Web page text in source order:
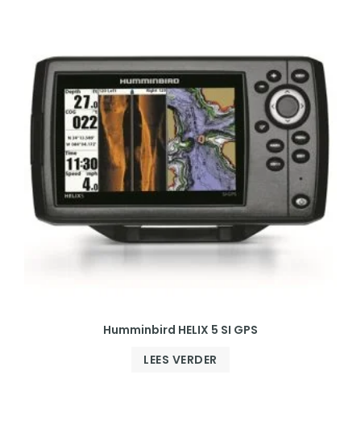
Humminbird HELIX 5 SI GPS
LEES VERDER